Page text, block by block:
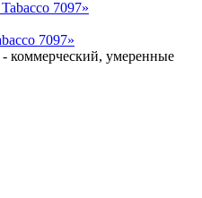
7097»
- коммерческий, умеренные